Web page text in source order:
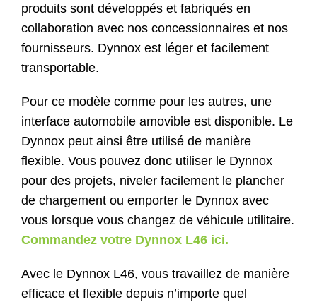
Contact
Boutique
produits sont développés et fabriqués en
collaboration avec nos concessionnaires et nos
fournisseurs. Dynnox est léger et facilement
transportable.
Pour ce modèle comme pour les autres, une
interface automobile amovible est disponible. Le
Dynnox peut ainsi être utilisé de manière
flexible. Vous pouvez donc utiliser le Dynnox
pour des projets, niveler facilement le plancher
de chargement ou emporter le Dynnox avec
vous lorsque vous changez de véhicule utilitaire.
Commandez votre Dynnox L46 ici.
Avec le Dynnox L46, vous travaillez de manière
efficace et flexible depuis n’importe quel